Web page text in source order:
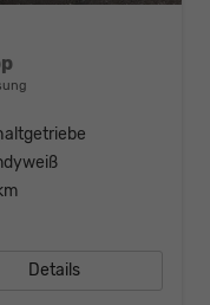
Details